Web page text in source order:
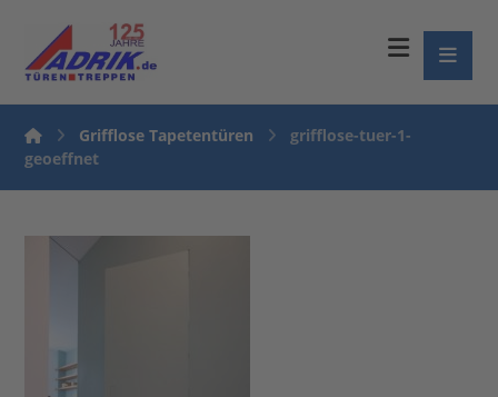
Grifflose Tapetentüren
grifflose-tuer-1-
geoeffnet